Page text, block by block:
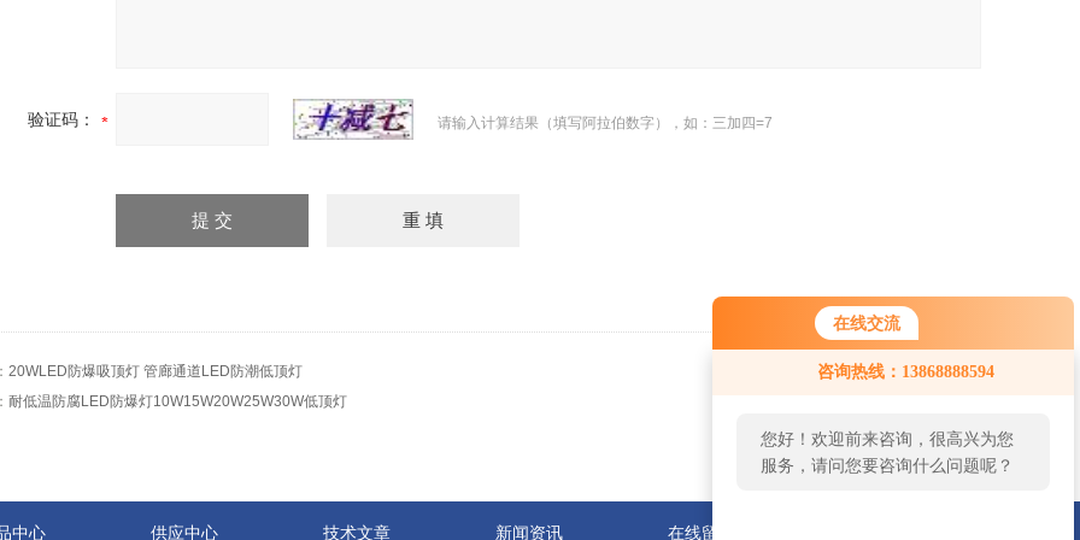
在线交流
咨询热线：13868888594
您好！欢迎前来咨询，很高兴为您
服务，请问您要咨询什么问题呢？
验证码： 请输入计算结果（填写阿拉伯数字），如：三加四=7
20WLED防爆吸顶灯 管廊通道LED防潮低顶灯
耐低温防腐LED防爆灯10W15W20W25W30W低顶灯
中心 供应中心 技术文章 新闻资讯 在线留言